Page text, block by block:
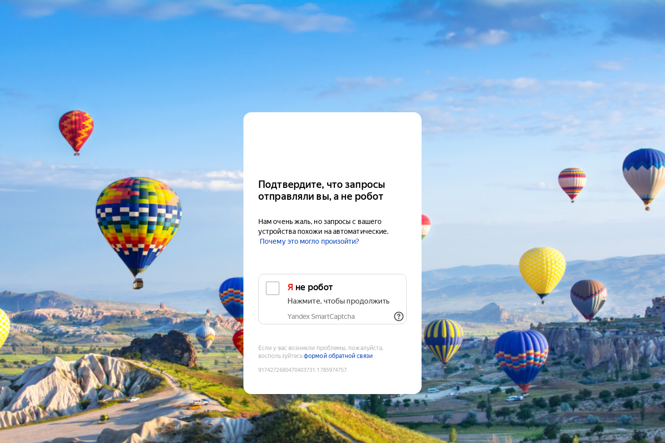
Подтвердите, что запросы
отправляли вы, а не робот
Нам очень жаль, но запросы с вашего
устройства похожи на автоматические.
Почему это могло произойти?
Я не робот
Нажмите, чтобы продолжить
Yandex SmartCaptcha
Если у вас возникли проблемы, пожалуйста,
воспользуйтесьформой обратной связи
9174272680470403731 :1785974757